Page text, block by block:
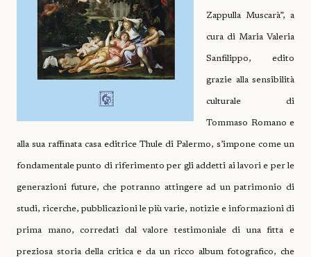
Zappulla Muscarà”, a
cura di Maria Valeria
Sanfilippo, edito
grazie alla sensibilità
culturale di
Tommaso Romano e
alla sua raffinata casa editrice Thule di Palermo, s’impone come un
fondamentale punto di riferimento per gli addetti ai lavori e per le
generazioni future, che potranno attingere ad un patrimonio di
studi, ricerche, pubblicazioni le più varie, notizie e informazioni di
prima mano, corredati dal valore testimoniale di una fitta e
preziosa storia della critica e da un ricco album fotografico, che